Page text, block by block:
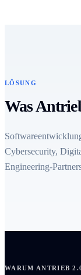
LÖSUNG
Was
Cybersecurity,
Engineering-
WARUM ANTRIEB